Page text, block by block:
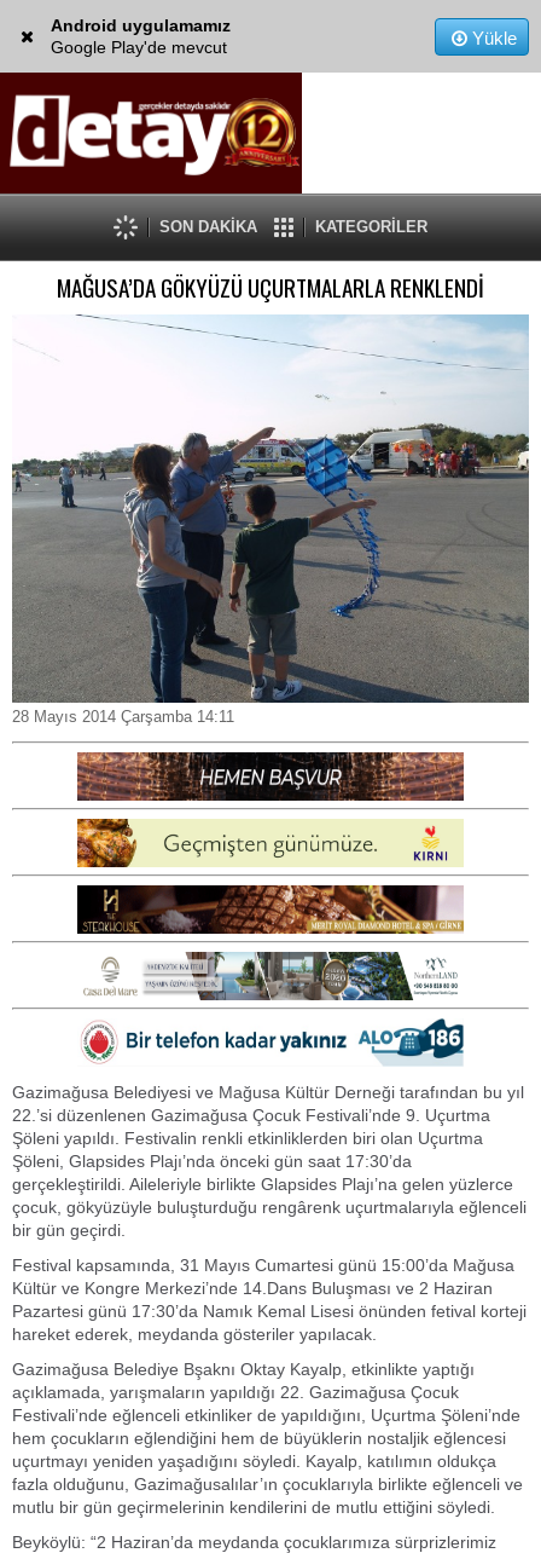
Android uygulamamız
Google Play'de mevcut
Yükle
SON DAKİKA KATEGORİLER
MAĞUSA’DA GÖKYÜZÜ UÇURTMALARLA RENKLENDİ
28 Mayıs 2014 Çarşamba 14:11
Gazimağusa Belediyesi ve Mağusa Kültür Derneği tarafından bu yıl
22.’si düzenlenen Gazimağusa Çocuk Festivali’nde 9. Uçurtma
Şöleni yapıldı. Festivalin renkli etkinliklerden biri olan Uçurtma
Şöleni, Glapsides Plajı’nda önceki gün saat 17:30’da
gerçekleştirildi. Aileleriyle birlikte Glapsides Plajı’na gelen yüzlerce
çocuk, gökyüzüyle buluşturduğu rengârenk uçurtmalarıyla eğlenceli
bir gün geçirdi.
Festival kapsamında, 31 Mayıs Cumartesi günü 15:00’da Mağusa
Kültür ve Kongre Merkezi’nde 14.Dans Buluşması ve 2 Haziran
Pazartesi günü 17:30’da Namık Kemal Lisesi önünden fetival korteji
hareket ederek, meydanda gösteriler yapılacak.
Gazimağusa Belediye Bşaknı Oktay Kayalp, etkinlikte yaptığı
açıklamada, yarışmaların yapıldığı 22. Gazimağusa Çocuk
Festivali’nde eğlenceli etkinliker de yapıldığını, Uçurtma Şöleni’nde
hem çocukların eğlendiğini hem de büyüklerin nostaljik eğlencesi
uçurtmayı yeniden yaşadığını söyledi. Kayalp, katılımın oldukça
fazla olduğunu, Gazimağusalılar’ın çocuklarıyla birlikte eğlenceli ve
mutlu bir gün geçirmelerinin kendilerini de mutlu ettiğini söyledi.
Beyköylü: “2 Haziran’da meydanda çocuklarımıza sürprizlerimiz